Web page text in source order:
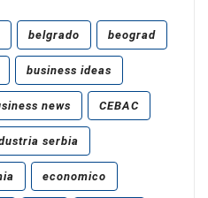
belgrado beograd
business ideas
news CEBAC
serbia
economico